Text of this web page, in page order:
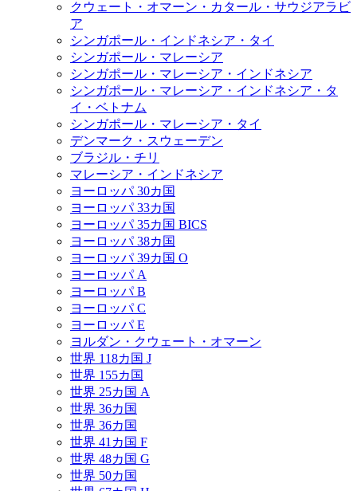
クウェート・オマーン・カタール・サウジアラビ
ア
シンガポール・インドネシア・タイ
シンガポール・マレーシア
シンガポール・マレーシア・インドネシア
シンガポール・マレーシア・インドネシア・タ
イ・ベトナム
シンガポール・マレーシア・タイ
デンマーク・スウェーデン
ブラジル・チリ
マレーシア・インドネシア
ヨーロッパ 30カ国
ヨーロッパ 33カ国
ヨーロッパ 35カ国 BICS
ヨーロッパ 38カ国
ヨーロッパ 39カ国 O
ヨーロッパ A
ヨーロッパ B
ヨーロッパ C
ヨーロッパ E
ヨルダン・クウェート・オマーン
世界 118カ国 J
世界 155カ国
世界 25カ国 A
世界 36カ国
世界 36カ国
世界 41カ国 F
世界 48カ国 G
世界 50カ国